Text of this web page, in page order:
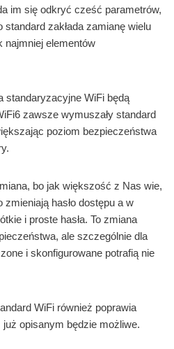
im się odkryć cześć parametrów,
zakłada zamianę wielu
najmniej elementów
standaryzacyjne WiFi będą
zawsze wymuszały standard
poziom bezpieczeństwa
bo jak większość z Nas wie,
hasło dostępu a w
i proste hasła. To zmiana
ale szczególnie dla
i skonfigurowane potrafią nie
WiFi również poprawia
opisanym będzie możliwe.